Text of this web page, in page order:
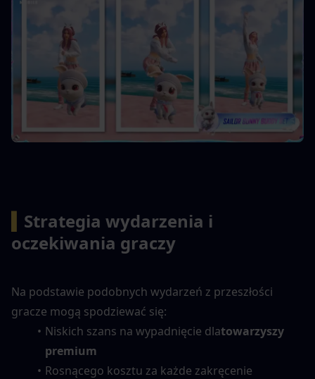
Strategia wydarzenia i
oczekiwania graczy
Na podstawie podobnych wydarzeń z przeszłości
gracze mogą spodziewać się:
Niskich szans na wypadnięcie dlatowarzyszy
premium
Rosnącego kosztu za każde zakręcenie